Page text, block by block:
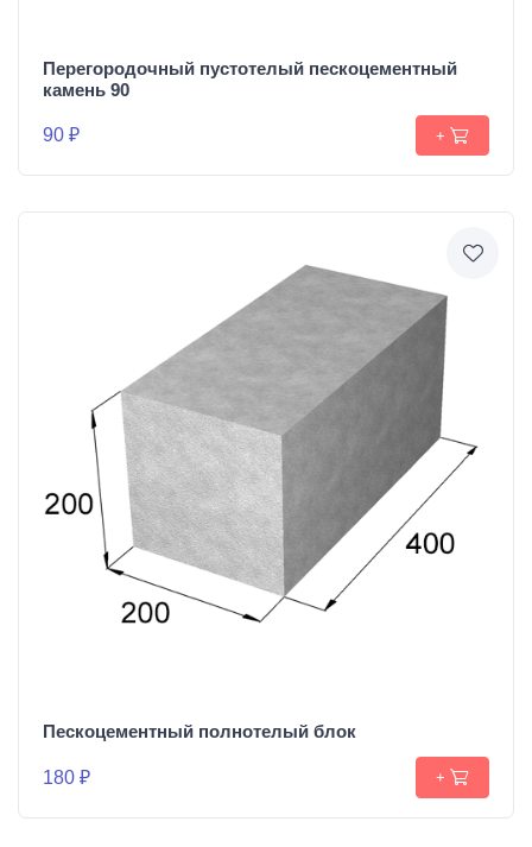
Перегородочный пустотелый пескоцементный
камень 90
90 ₽ +
Пескоцементный полнотелый блок
180 ₽ +